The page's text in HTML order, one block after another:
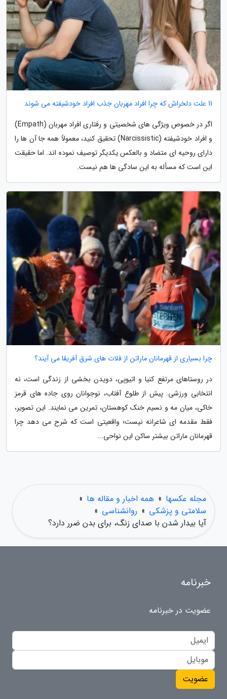
11 علت دلخراش که چرا افراد مهربان جذب افراد خودشیفته می شوند
اگر در خصوص ویژگی های شخصیتی و رفتاری افراد مهربان (Empath)
و افراد خودشیفته (Narcissistic) تحقیق کنید، معمولاً همه جا آن ها را
دارای روحیه ای متضاد و بالعکس یکدیگر توصیف نموده اند. اما حقیقت
این است که مسأله به این سادگی ها هم نیست.
چرا بسیاری از قهرمانان ماراتن از فلات های شرق آفریقا می آیند؟
در روستاهای مرتفع کنیا و اتیوپی، دویدن بخشی از زندگی است، نه
انتخابی ورزشی. پیش از طلوع آفتاب، نوجوانان روی جاده های قرمز
خاکی، میان مه و نسیم خنک کوهستان، تمرین می نمایند. این تصویر،
فقط مقدمه ای شاعرانه نیست؛ واقعیتی است که شرح می دهد چرا
قهرمانان ماراتن بیشتر ساکن این نواحی...
مجله عکسها » همه اخبار و مقاله ها »
سلامتی و پزشکی » روانشناسی »
آیا بیدار شدن با صدای زنگ، برای بدن ضرر دارد؟
خبرنامه
عضویت در خبرنامه
عضویت